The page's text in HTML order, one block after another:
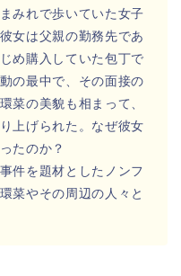
みれで歩いていた女子
女は父親の勤務先であ
め購入していた包丁で
の最中で、その面接の
菜の美貌も相まって、
上げられた。なぜ彼女
たのか？
件を題材としたノンフ
菜やその周辺の人々と